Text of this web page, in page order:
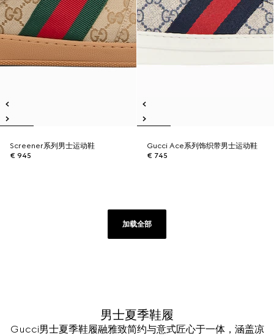
Screener系列男士运动鞋
€ 945
Gucci Ace系列饰织带男士运动鞋
€ 745
加载全部
男士夏季鞋履
Gucci男士夏季鞋履融雅致简约与意式匠心于一体，涵盖凉